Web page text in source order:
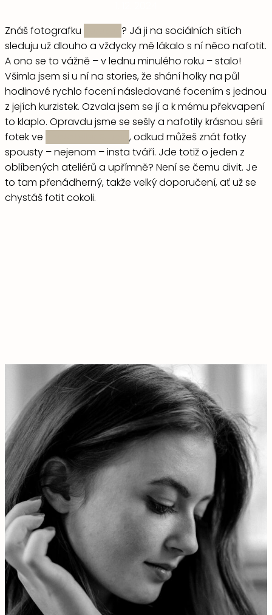
Znáš fotografku
? Já ji na sociálních sítích
sleduju už dlouho a vždycky mě lákalo s ní něco nafotit.
A ono se to vážně – v lednu minulého roku – stalo!
Všimla jsem si u ní na stories, že shání holky na půl
hodinové rychlo focení následované focením s jednou
z jejích kurzistek. Ozvala jsem se jí a k mému překvapení
to klaplo. Opravdu jsme se sešly a nafotily krásnou sérii
fotek ve
, odkud můžeš znát fotky
spousty – nejenom – insta tváří. Jde totiž o jeden z
oblíbených ateliérů a upřímně? Není se čemu divit. Je
to tam přenádherný, takže velký doporučení, ať už se
chystáš fotit cokoli.